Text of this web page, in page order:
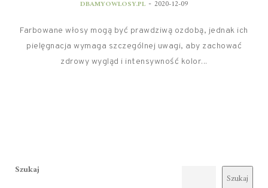
DBAMYOWLOSY.PL - 2020-12-09
Farbowane włosy mogą być prawdziwą ozdobą, jednak ich
pielęgnacja wymaga szczególnej uwagi, aby zachować
zdrowy wygląd i intensywność kolor...
Szukaj
Szukaj